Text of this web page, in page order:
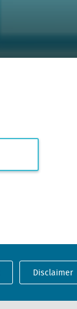
Disclaimer